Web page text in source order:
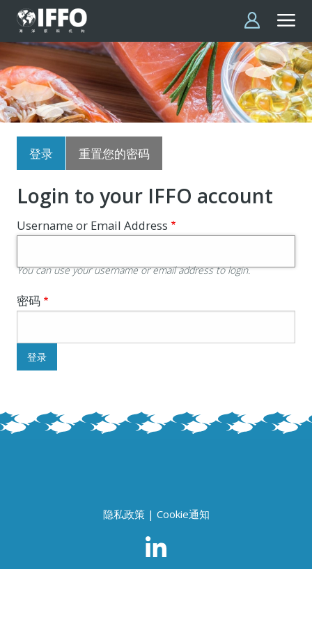
跳转到主要内容
主
标
签
登录 重置您的密码
Login to your IFFO account
Username or Email Address
You can use your username or email address to login.
密码
隐私政策| Cookie通知